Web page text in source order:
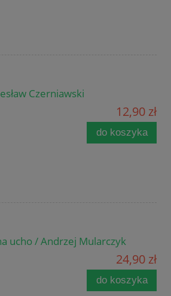
Czerniawski
12,90 zł
do koszyka
ucho / Andrzej Mularczyk
24,90 zł
do koszyka